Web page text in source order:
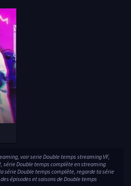
voir serie Double temps streaming VF,
série Double temps complète en streaming
série Double temps complète, regarde ta série
épisodes et saisons de Double temps